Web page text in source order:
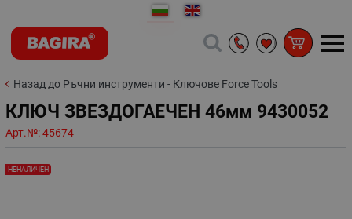
Назад до Ръчни инструменти - Ключове Force Tools
КЛЮЧ ЗВЕЗДОГАЕЧЕН 46мм 9430052
Арт.№:45674
НЕНАЛИЧЕН